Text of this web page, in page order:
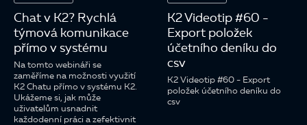
Chat v K2? Rychlá
týmová komunikace
přímo v systému
Na tomto webináři se
zaměříme na možnosti využití
K2 Chatu přímo v systému K2.
Ukážeme si, jak může
uživatelům usnadnit
každodenní práci a zefektivnit
K2 Videotip #60 -
Export položek
účetního deníku do
csv
K2 Videotip #60 - Export
položek účetního deníku do
csv